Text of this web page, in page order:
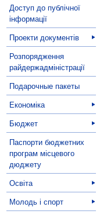
Доступ до публічної
інформації
Проекти документів
Розпорядження
райдержадміністрації
Подарочные пакеты
Економіка
Бюджет
Паспорти бюджетних
програм місцевого
дюджету
Освіта
Молодь і спорт